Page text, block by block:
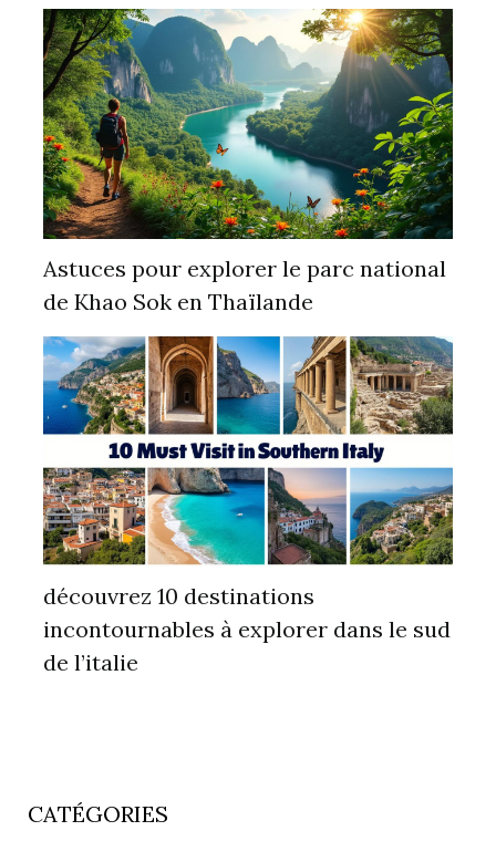
Astuces pour explorer le parc national
de Khao Sok en Thaïlande
découvrez 10 destinations
incontournables à explorer dans le sud
de l’italie
CATÉGORIES